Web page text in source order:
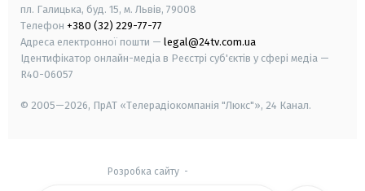
пл. Галицька, буд. 15, м. Львів, 79008
Телефон +380 (32) 229-77-77
Адреса електронної пошти — legal@24tv.com.ua
Ідентифікатор онлайн-медіа в Реєстрі суб'єктів у сфері медіа —
R40-06057
© 2005—2026, ПрАТ «Телерадіокомпанія "Люкс"», 24 Канал.
Розробка сайту-